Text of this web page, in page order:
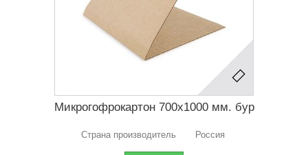
Микрогофрокартон 700х1000 мм. бур
Страна производитель Россия